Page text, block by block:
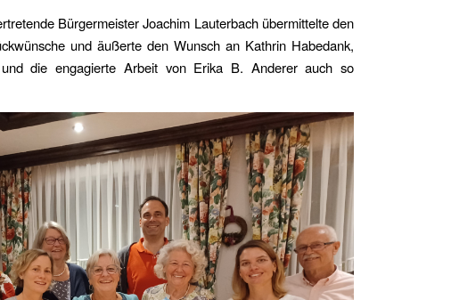
Bürgermeister Joachim Lauterbach übermittelte den
und äußerte den Wunsch an Kathrin Habedank,
die engagierte Arbeit von Erika B. Anderer auch so